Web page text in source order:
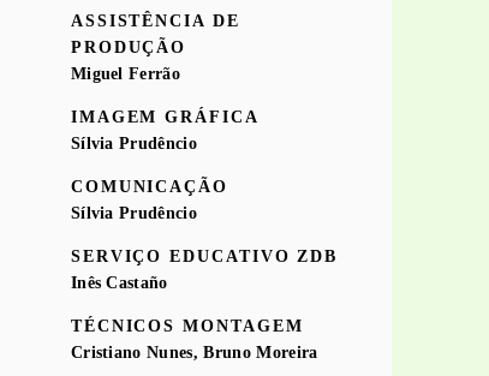
O Contra-Céu Ensaio sobre o Hiato, instalação, 2010
ASSISTÊNCIA DE
PRODUÇÃO
Miguel Ferrão
IMAGEM GRÁFICA
Sílvia Prudêncio
COMUNICAÇÃO
Sílvia Prudêncio
SERVIÇO EDUCATIVO ZDB
Inês Castaño
TÉCNICOS MONTAGEM
Cristiano Nunes, Bruno Moreira